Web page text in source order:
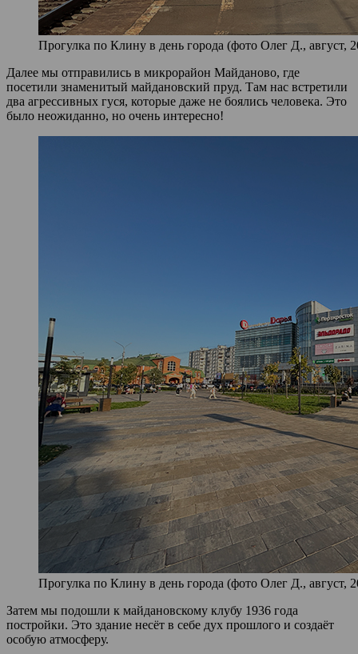
Прогулка по Клину в день города (фото Олег Д., август,
Далее мы отправились в микрорайон Майданово, где
посетили знаменитый майдановский пруд. Там нас встретили
два агрессивных гуся, которые даже не боялись человека. Это
было неожиданно, но очень интересно!
Прогулка по Клину в день города (фото Олег Д., август,
Затем мы подошли к майдановскому клубу 1936 года
постройки. Это здание несёт в себе дух прошлого и создаёт
особую атмосферу.